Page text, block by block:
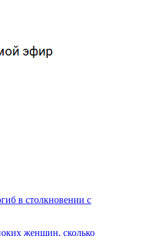
в столкновении с
женщин, сколько